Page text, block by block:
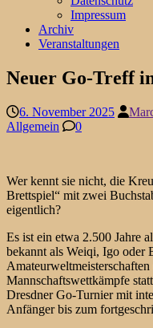
Impressum
Archiv
Veranstaltungen
Neuer Go-Treff
6. November 2025
Allgemein
0
Wer kennt sie nicht, die
Brettspiel“ mit zwei
eigentlich?
Es ist ein etwa 2.500 Jahre
bekannt als Weiqi, Igo oder
Mannschaftswettkämpfe
Dresdner Go-Turnier mit
Anfänger bis zum